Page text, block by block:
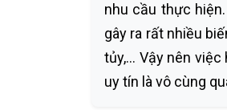
nhu cầu thực
gây ra rất nhiều
tủy,… Vậy nên
uy tín là vô cùng